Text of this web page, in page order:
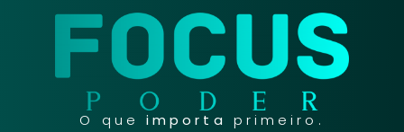
O que importa primeiro.